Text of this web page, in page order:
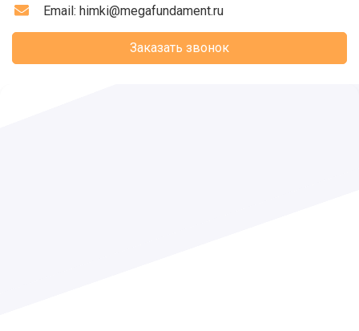
Email: himki@megafundament.ru
Заказать звонок